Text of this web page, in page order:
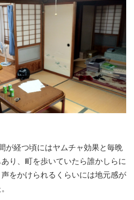
が経つ頃にはヤムチャ効果と毎晩
り、町を歩いていたら誰かしらに
声をかけられるくらいには地元感が